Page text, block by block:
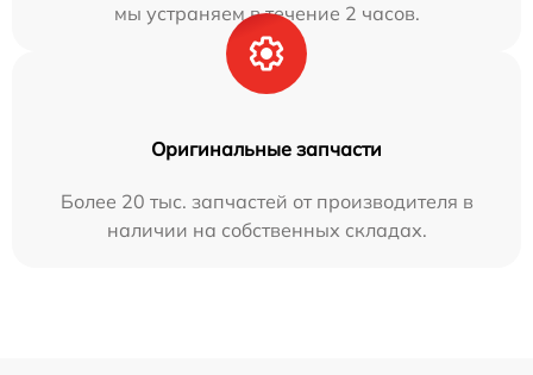
мы устраняем в течение 2 часов.
Оригинальные запчасти
Более 20 тыс. запчастей от производителя в
наличии на собственных складах.